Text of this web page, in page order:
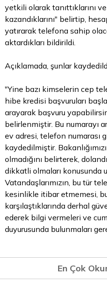
yetkili olarak tanıttıklarını
kazandıklarını" belirtip,
yatırarak telefona sahip
aktardıkları bildirildi.
Açıklamada, şunlar
"Yine bazı kimselerin cep
hibe kredisi başvuruları
arayarak başvuru
belirlenmiştir. Bu numarayı
ev adresi, telefon numarası
kaydedilmiştir.
olmadığını belirterek,
dikkatli olmaları konusunda
Vatandaşlarımızın, bu tür
kesinlikle itibar etmemesi,
karşılaştıklarında derhal
ederek bilgi vermeleri ve
duyurusunda bulunmaları
En Çok